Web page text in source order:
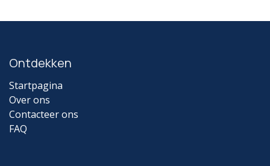
Ontdekken
Startpagina
Over ons
Contacteer ons
FAQ